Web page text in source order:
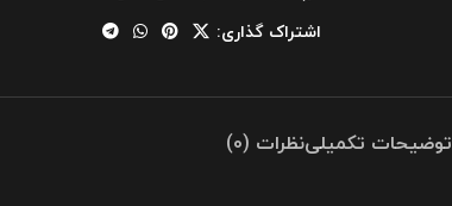
اشتراک گذاری:
توضیحات تکمیلینظرات (0)